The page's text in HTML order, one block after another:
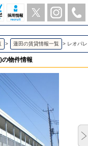
蓮田店-丸岩産業株式会社-
> 蓮田の賃貸情報一覧 > レオパ
物件情報